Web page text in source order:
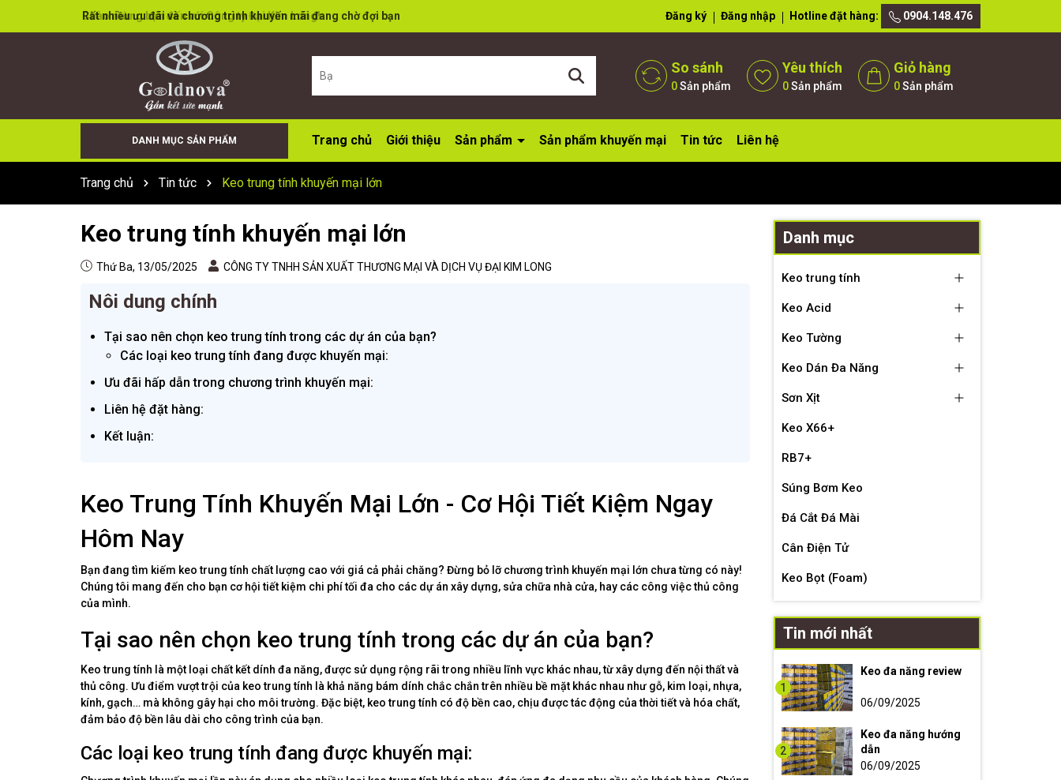
Rất nhiều ưu đãi và chương trình khuyến mãi đang chờ đợi bạn Đăng ký Đăng nhập Hotline đặt hàng: 0904.148.476
So sánh
0Sản phẩm
Yêu thích
0Sản phẩm
Giỏ hàng
0Sản phẩm
DANH MỤC SẢN PHẨM Trang chủ Giới thiệu Sản phẩm Sản phẩm khuyến mại Tin tức Liên hệ
Trang chủ Tin tức Keo trung tính khuyến mại lớn
Keo trung tính khuyến mại lớn
Thứ Ba, 13/05/2025 CÔNG TY TNHH SẢN XUẤT THƯƠNG MẠI VÀ DỊCH VỤ ĐẠI KIM LONG
Nôi dung chính
Tại sao nên chọn keo trung tính trong các dự án của bạn?
Các loại keo trung tính đang được khuyến mại:
Ưu đãi hấp dẫn trong chương trình khuyến mại:
Liên hệ đặt hàng:
Kết luận:
Keo Trung Tính Khuyến Mại Lớn - Cơ Hội Tiết Kiệm Ngay
Hôm Nay
Bạn đang tìm kiếm keo trung tính chất lượng cao với giá cả phải chăng? Đừng bỏ lỡ chương trình khuyến mại lớn chưa từng có này!
Chúng tôi mang đến cho bạn cơ hội tiết kiệm chi phí tối đa cho các dự án xây dựng, sửa chữa nhà cửa, hay các công việc thủ công
của mình.
Tại sao nên chọn keo trung tính trong các dự án của bạn?
Keo trung tính là một loại chất kết dính đa năng, được sử dụng rộng rãi trong nhiều lĩnh vực khác nhau, từ xây dựng đến nội thất và
thủ công. Ưu điểm vượt trội của keo trung tính là khả năng bám dính chắc chắn trên nhiều bề mặt khác nhau như gỗ, kim loại, nhựa,
kính, gạch… mà không gây hại cho môi trường. Đặc biệt, keo trung tính có độ bền cao, chịu được tác động của thời tiết và hóa chất,
đảm bảo độ bền lâu dài cho công trình của bạn.
Các loại keo trung tính đang được khuyến mại:
Danh mục
Keo trung tính
Keo Acid
Keo Tường
Keo Dán Đa Năng
Sơn Xịt
Keo X66+
RB7+
Súng Bơm Keo
Đá Cắt Đá Mài
Cân Điện Tử
Keo Bọt (Foam)
Tin mới nhất
1
Keo đa năng review
06/09/2025
2
Keo đa năng hướng
dẫn
06/09/2025